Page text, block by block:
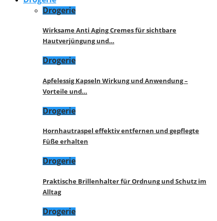
Drogerie
Wirksame Anti Aging Cremes für sichtbare
Hautverjüngung und…
Drogerie
Apfelessig Kapseln Wirkung und Anwendung –
Vorteile und…
Drogerie
Hornhautraspel effektiv entfernen und gepflegte
Füße erhalten
Drogerie
Praktische Brillenhalter für Ordnung und Schutz im
Alltag
Drogerie